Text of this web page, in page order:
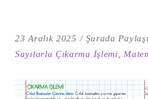
23 Aralık 2025 Şurada
Sayılarla Çıkarma İşlemi